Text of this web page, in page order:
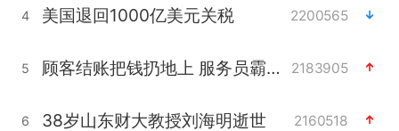
4 美国退回1000亿美元关税 2200565
5 顾客结账把钱扔地上 服务员霸气扔回 2183905
6 38岁山东财大教授刘海明逝世 2160518